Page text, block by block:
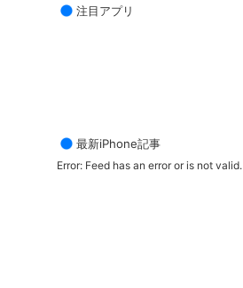
注目アプリ
最新iPhone記事
Error: Feed has an error or is not valid.